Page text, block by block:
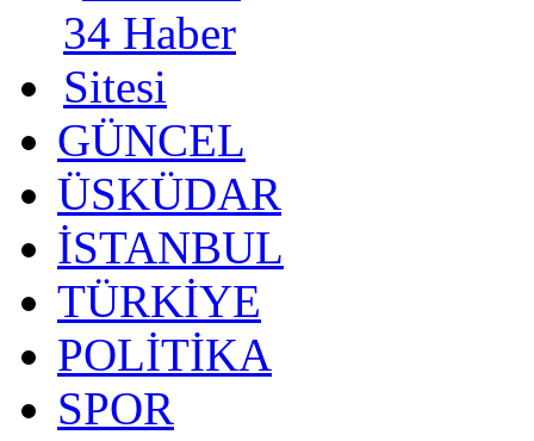
GÜNCEL
ÜSKÜDAR
İSTANBUL
TÜRKİYE
POLİTİKA
SPOR